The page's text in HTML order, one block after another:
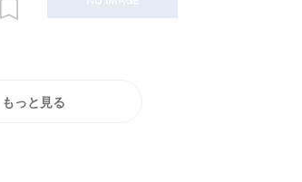
もっと見る